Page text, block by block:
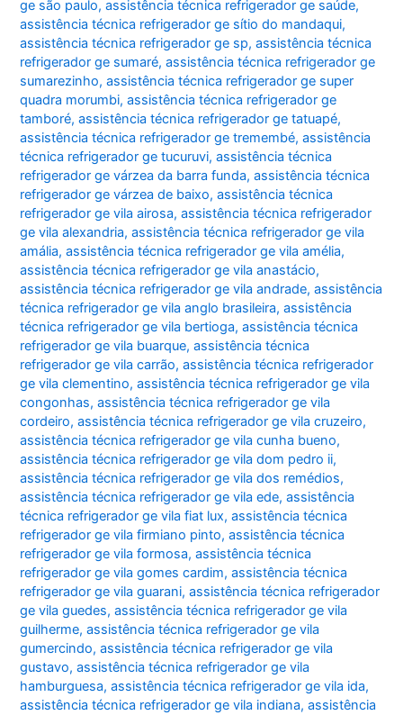
ge são paulo,assistência técnica refrigerador ge saúde,
assistência técnica refrigerador ge sítio do mandaqui,
assistência técnica refrigerador ge sp,assistência técnica
refrigerador ge sumaré,assistência técnica refrigerador ge
sumarezinho,assistência técnica refrigerador ge super
quadra morumbi,assistência técnica refrigerador ge
tamboré,assistência técnica refrigerador ge tatuapé,
assistência técnica refrigerador ge tremembé,assistência
técnica refrigerador ge tucuruvi,assistência técnica
refrigerador ge várzea da barra funda,assistência técnica
refrigerador ge várzea de baixo,assistência técnica
refrigerador ge vila airosa,assistência técnica refrigerador
ge vila alexandria,assistência técnica refrigerador ge vila
amália,assistência técnica refrigerador ge vila amélia,
assistência técnica refrigerador ge vila anastácio,
assistência técnica refrigerador ge vila andrade,assistência
técnica refrigerador ge vila anglo brasileira,assistência
técnica refrigerador ge vila bertioga,assistência técnica
refrigerador ge vila buarque,assistência técnica
refrigerador ge vila carrão,assistência técnica refrigerador
ge vila clementino,assistência técnica refrigerador ge vila
congonhas,assistência técnica refrigerador ge vila
cordeiro,assistência técnica refrigerador ge vila cruzeiro,
assistência técnica refrigerador ge vila cunha bueno,
assistência técnica refrigerador ge vila dom pedro ii,
assistência técnica refrigerador ge vila dos remédios,
assistência técnica refrigerador ge vila ede,assistência
técnica refrigerador ge vila fiat lux,assistência técnica
refrigerador ge vila firmiano pinto,assistência técnica
refrigerador ge vila formosa,assistência técnica
refrigerador ge vila gomes cardim,assistência técnica
refrigerador ge vila guarani,assistência técnica refrigerador
ge vila guedes,assistência técnica refrigerador ge vila
guilherme,assistência técnica refrigerador ge vila
gumercindo,assistência técnica refrigerador ge vila
gustavo,assistência técnica refrigerador ge vila
hamburguesa,assistência técnica refrigerador ge vila ida,
assistência técnica refrigerador ge vila indiana,assistência